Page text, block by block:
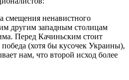
смещения ненавистного
другим западным столицам
Перед Качиньским стоит
(хотя бы кусочек Украины),
нам, что второй исход более